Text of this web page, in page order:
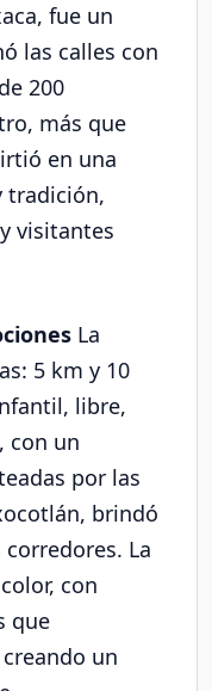
fue un
las calles con
200
más que
en una
tradición,
visitantes
La
5 km y 10
libre,
con un
por las
brindó
La
con
que
un